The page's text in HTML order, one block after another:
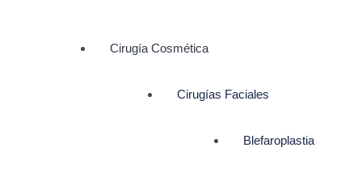
Cirugía Cosmética
Cirugías Faciales
Blefaroplastia